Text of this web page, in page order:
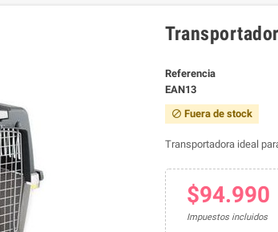
Referencia
EAN13
block Fuera de stock
Transportadora ideal
$94.990
Impuestos incluidos